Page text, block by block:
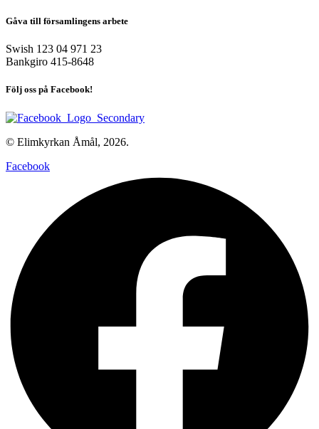
Gåva till församlingens arbete
Swish 123 04 971 23
Bankgiro 415-8648
Följ oss på Facebook!
© Elimkyrkan Åmål, 2026.
Facebook